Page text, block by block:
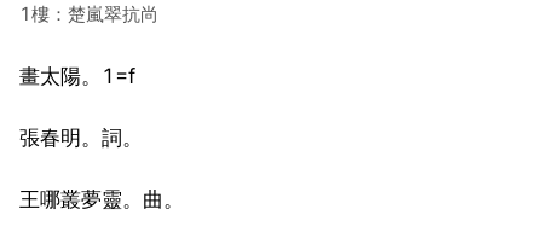
1樓：楚嵐翠抗尚
畫太陽。1=f
張春明。詞。
王哪叢夢靈。曲。